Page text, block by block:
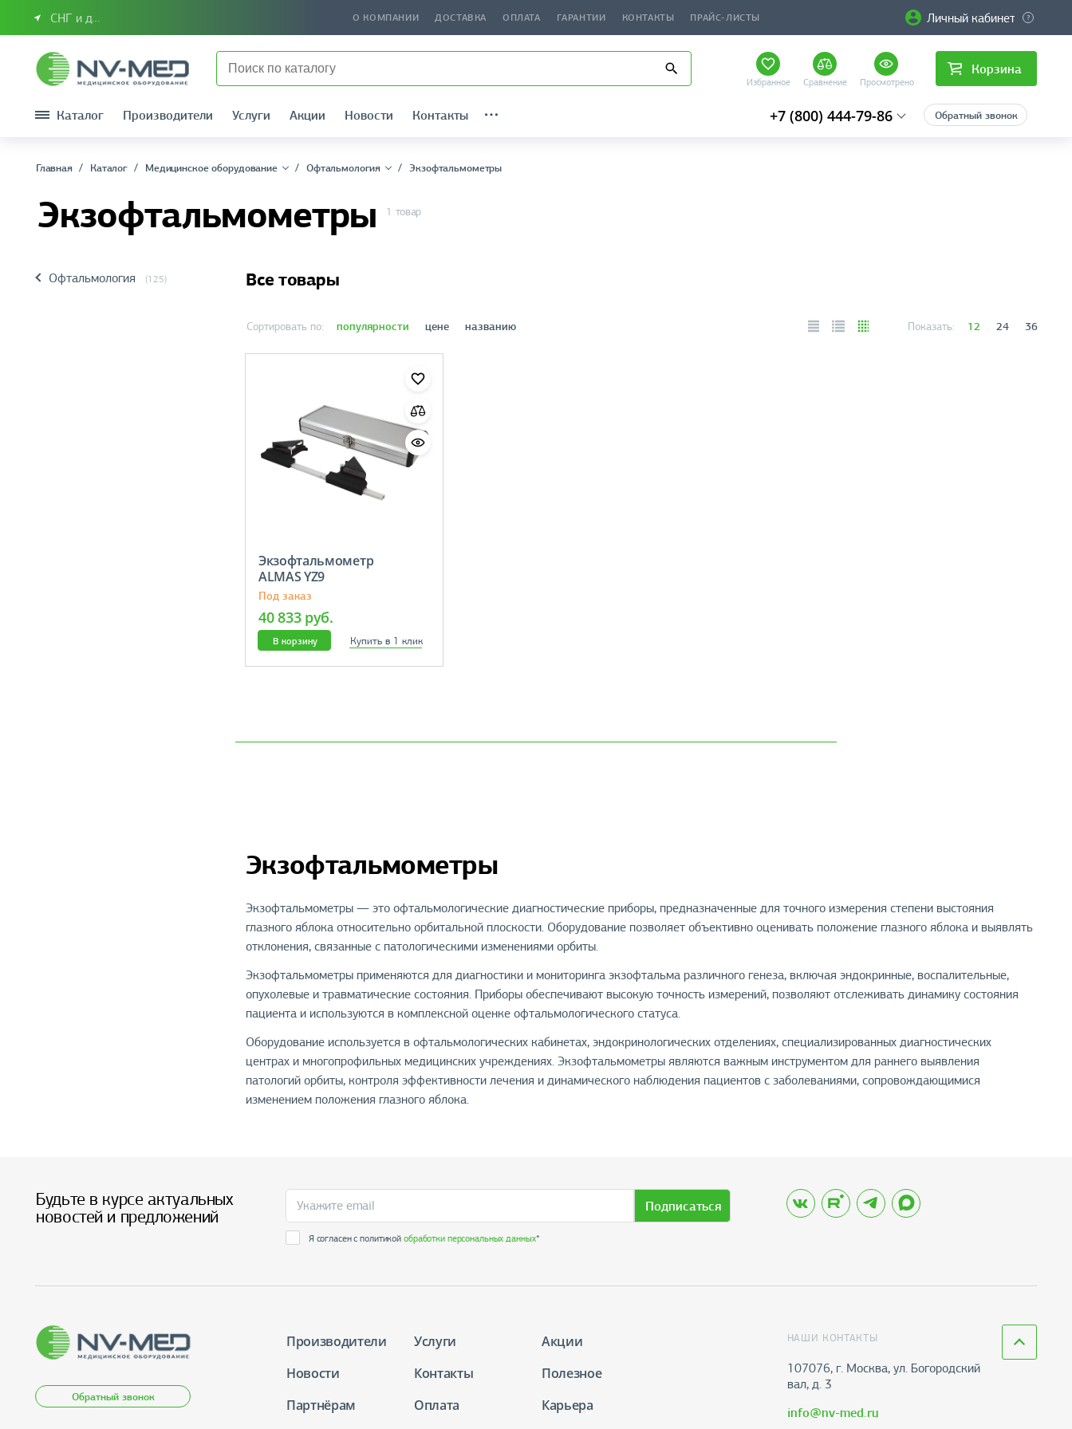
СНГ и другие страны О КОМПАНИИ ДОСТАВКА ОПЛАТА ГАРАНТИИ КОНТАКТЫ ПРАЙС-ЛИСТЫ Личный кабинет
Избранное Сравнение Просмотрено
Корзина
Каталог Производители Услуги Акции Новости Контакты +7 (800) 444-79-86 Обратный звонок
Главная Каталог Медицинское оборудование Офтальмология Экзофтальмометры
Экзофтальмометры 1 товар
Офтальмология (125) Все товары
Сортировать по: популярности цене названию Показать: 12 24 36
Экзофтальмометр
ALMAS YZ9
Под заказ
40 833 руб.
В корзину Купить в 1 клик
Экзофтальмометры
Экзофтальмометры — это офтальмологические диагностические приборы, предназначенные для точного измерения степени выстояния
глазного яблока относительно орбитальной плоскости. Оборудование позволяет объективно оценивать положение глазного яблока и выявлять
отклонения, связанные с патологическими изменениями орбиты.
Экзофтальмометры применяются для диагностики и мониторинга экзофтальма различного генеза, включая эндокринные, воспалительные,
опухолевые и травматические состояния. Приборы обеспечивают высокую точность измерений, позволяют отслеживать динамику состояния
пациента и используются в комплексной оценке офтальмологического статуса.
Оборудование используется в офтальмологических кабинетах, эндокринологических отделениях, специализированных диагностических
центрах и многопрофильных медицинских учреждениях. Экзофтальмометры являются важным инструментом для раннего выявления
патологий орбиты, контроля эффективности лечения и динамического наблюдения пациентов с заболеваниями, сопровождающимися
изменением положения глазного яблока.
Будьте в курсе актуальных
новостей и предложений
Подписаться
Я согласен с политикойобработки персональных данных*
Обратный звонок
Производители Услуги
Акции
Новости
Контакты
Полезное
Партнёрам
Оплата
Карьера
НАШИ КОНТАКТЫ
107076, г. Москва, ул. Богородский
вал, д. 3
info@nv-med.ru